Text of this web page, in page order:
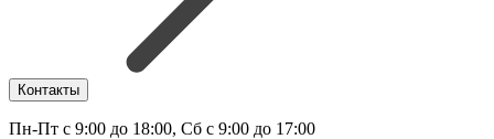
Контакты
Пн-Пт с 9:00 до 18:00, Сб с 9:00 до 17:00